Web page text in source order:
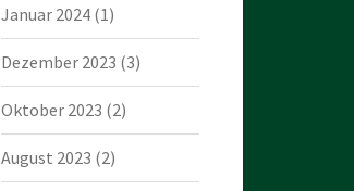
Januar 2024(1)
Dezember 2023 (3)
Oktober 2023 (2)
August 2023 (2)